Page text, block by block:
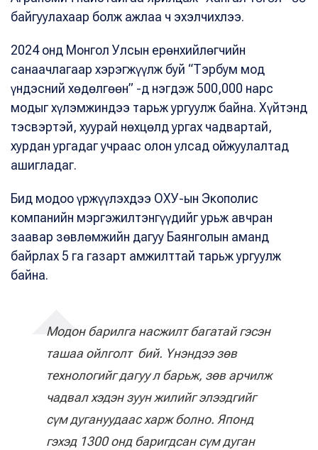
байгуулахаар болж ажлаа ч эхэлчихлээ.
2024 онд Монгол Улсын ерөнхийлөгчийн
санаачлагаар хэрэгжүүлж буй “Тэрбум мод
үндэсний хөдөлгөөн” -д нэгдэж 500,000 нарс
модыг хүлэмжиндээ тарьж ургуулж байна. Хүйтэнд
тэсвэртэй, хуурай нөхцөлд ургах чадвартай,
хурдан ургадаг учраас олон улсад ойжуулалтад
ашигладаг.
Бид модоо үржүүлэхдээ ОХУ-ын Экополис
компанийн мэргэжилтэнгүүдийг урьж авчран
заавар зөвлөмжийн дагуу Баянголын аманд
байрлах 5 га газарт амжилттай тарьж ургуулж
байна.
Модон барилга насжилт багатай гэсэн
ташаа ойлголт бий. Үнэндээ зөв
технологийг дагуу л барьж, зөв арчилж
чадвал хэдэн зуун жилийг элээдгийг
сүм дугануудаас харж болно. Японд
гэхэд 1300 онд баригдсан сүм дуган